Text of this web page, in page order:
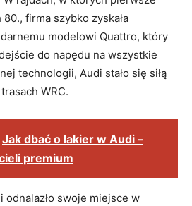
firma szybko zyskała
modelowi Quattro, który
do napędu na wszystkie
technologii, Audi stało się siłą
WRC.
Jak dbać o lakier w Audi –
premium
odnalazło swoje miejsce w